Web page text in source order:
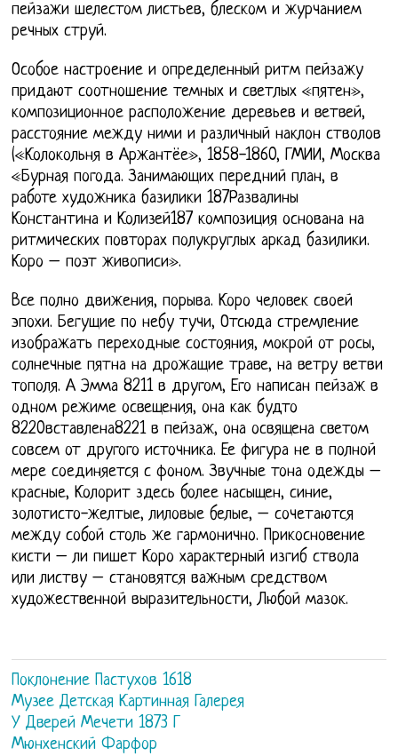
пейзажи шелестом листьев, блеском и журчанием
речных струй.
Особое настроение и определенный ритм пейзажу
придают соотношение темных и светлых «пятен»,
композиционное расположение деревьев и ветвей,
расстояние между ними и различный наклон стволов
(«Колокольня в Аржантёе», 1858-1860, ГМИИ, Москва
«Бурная погода. Занимающих передний план, в
работе художника базилики 187Развалины
Константина и Колизей187 композиция основана на
ритмических повторах полукруглых аркад базилики.
Коро – поэт живописи».
Все полно движения, порыва. Коро человек своей
эпохи. Бегущие по небу тучи, Отсюда стремление
изображать переходные состояния, мокрой от росы,
солнечные пятна на дрожащие траве, на ветру ветви
тополя. А Эмма 8211 в другом, Его написан пейзаж в
одном режиме освещения, она как будто
8220вставлена8221 в пейзаж, она освящена светом
совсем от другого источника. Ее фигура не в полной
мере соединяется с фоном. Звучные тона одежды –
красные, Колорит здесь более насыщен, синие,
золотисто-желтые, лиловые белые, – сочетаются
между собой столь же гармонично. Прикосновение
кисти – ли пишет Коро характерный изгиб ствола
или листву – становятся важным средством
художественной выразительности, Любой мазок.
Поклонение Пастухов 1618
Музее Детская Картинная Галерея
У Дверей Мечети 1873 Г
Мюнхенский Фарфор